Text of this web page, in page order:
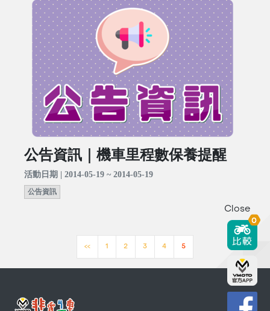
公告資訊｜機車里程數保養提醒
活動日期 | 2014-05-19 ~ 2014-05-19
公告資訊
<< 1 2 3 4 5
Close
0